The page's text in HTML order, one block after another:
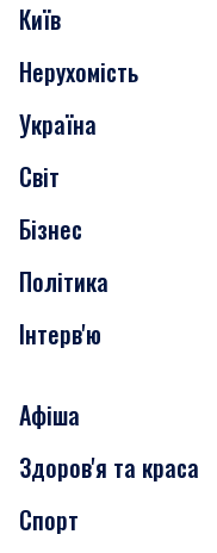
Київ
Події
Скандали
Нерухомість
Транспорт
Нерухомість
Україна
Світ
Бізнес
Політика
Інтерв'ю
Афіша
Сьогодні
Завтра
Здоров'я та краса
Медицина
Спорт